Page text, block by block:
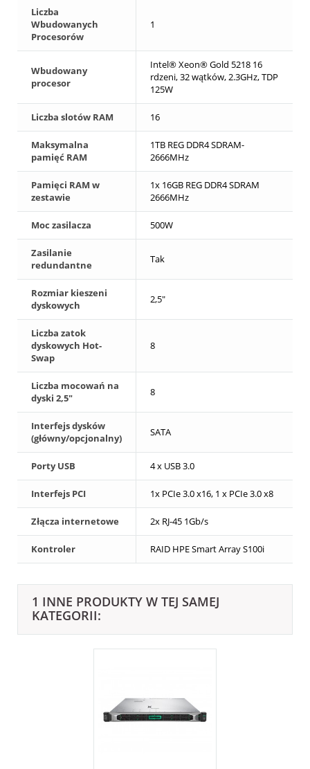
Liczba
Wbudowanych
Procesorów
1
Wbudowany
procesor
Intel® Xeon® Gold 5218 16
rdzeni, 32 wątków, 2.3GHz, TDP
125W
Liczba slotów RAM 16
Maksymalna
pamięć RAM
1TB REG DDR4 SDRAM-
2666MHz
Pamięci RAM w
zestawie
1x 16GB REG DDR4 SDRAM
2666MHz
Moc zasilacza 500W
Zasilanie
redundantne
Tak
Rozmiar kieszeni
dyskowych
2,5"
Liczba zatok
dyskowych Hot-
Swap
8
Liczba mocowań na
dyski 2,5"
8
Interfejs dysków
(główny/opcjonalny)
SATA
Porty USB 4 x USB 3.0
Interfejs PCI 1x PCIe 3.0 x16, 1 x PCIe 3.0 x8
Złącza internetowe 2x RJ-45 1Gb/s
Kontroler RAID HPE Smart Array S100i
1 INNE PRODUKTY W TEJ SAMEJ
KATEGORII: